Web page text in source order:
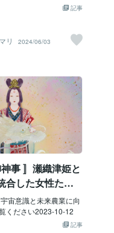
記事
リ
2024/06/03
事 〛瀬織津姫と
合した女性たち
宙意識と未来農業に向
ください2023-10-12
記事